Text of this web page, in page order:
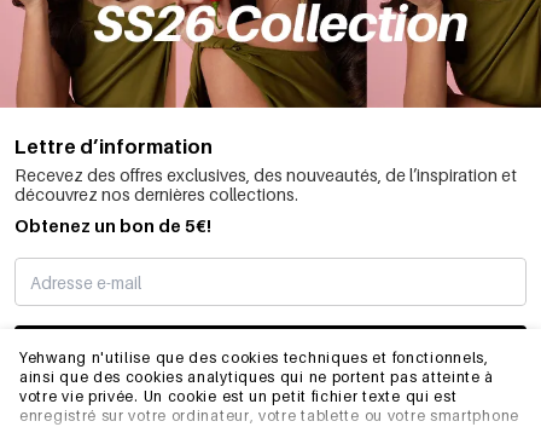
Yehwang n'utilise que des cookies techniques et fonctionnels,
ainsi que des cookies analytiques qui ne portent pas atteinte à
votre vie privée. Un cookie est un petit fichier texte qui est
enregistré sur votre ordinateur, votre tablette ou votre smartphone
Lettre d’information
Recevez des offres exclusives, des nouveautés, de l’inspiration et
découvrez nos dernières collections.
Obtenez un bon de 5€!
JE M’INSCRIS